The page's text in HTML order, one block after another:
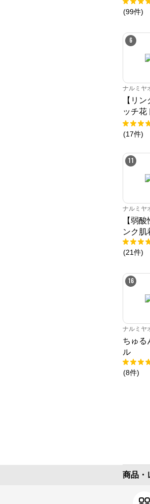
(99件)
6
ナルミヤ
【リ
ッチ花
ャツ
(17件)
11
ナルミヤ
【弱
ンク肌
(21件)
16
ナルミヤ
ちゅる
ル
(8件)
商品・